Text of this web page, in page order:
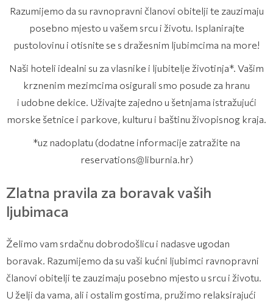
Razumijemo da su ravnopravni članovi obitelji te zauzimaju
posebno mjesto u vašem srcu i životu. Isplanirajte
pustolovinu i otisnite se s dražesnim ljubimcima na more!
Naši hoteli idealni su za vlasnike i ljubitelje životinja*. Vašim
krznenim mezimcima osigurali smo posude za hranu
i udobne dekice. Uživajte zajedno u šetnjama istražujući
morske šetnice i parkove, kulturu i baštinu živopisnog kraja.
*uz nadoplatu (dodatne informacije zatražite na
reservations@liburnia.hr)
Zlatna pravila za boravak vaših
ljubimaca
Želimo vam srdačnu dobrodošlicu i nadasve ugodan
boravak. Razumijemo da su vaši kućni ljubimci ravnopravni
članovi obitelji te zauzimaju posebno mjesto u srcu i životu.
U želji da vama, ali i ostalim gostima, pružimo relaksirajući